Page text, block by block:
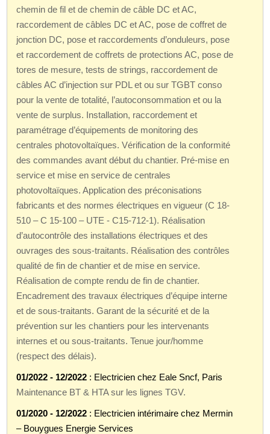
chemin de fil et de chemin de câble DC et AC,
raccordement de câbles DC et AC, pose de coffret de
jonction DC, pose et raccordements d’onduleurs, pose
et raccordement de coffrets de protections AC, pose de
tores de mesure, tests de strings, raccordement de
câbles AC d’injection sur PDL et ou sur TGBT conso
pour la vente de totalité, l’autoconsommation et ou la
vente de surplus. Installation, raccordement et
paramétrage d’équipements de monitoring des
centrales photovoltaïques. Vérification de la conformité
des commandes avant début du chantier. Pré-mise en
service et mise en service de centrales
photovoltaïques. Application des préconisations
fabricants et des normes électriques en vigueur (C 18-
510 – C 15-100 – UTE - C15-712-1). Réalisation
d’autocontrôle des installations électriques et des
ouvrages des sous-traitants. Réalisation des contrôles
qualité de fin de chantier et de mise en service.
Réalisation de compte rendu de fin de chantier.
Encadrement des travaux électriques d’équipe interne
et de sous-traitants. Garant de la sécurité et de la
prévention sur les chantiers pour les intervenants
internes et ou sous-traitants. Tenue jour/homme
(respect des délais).
01/2022 - 12/2022 : Electricien chez Eale Sncf, Paris
Maintenance BT & HTA sur les lignes TGV.
01/2020 - 12/2022 : Electricien intérimaire chez Mermin
– Bouygues Energie Services